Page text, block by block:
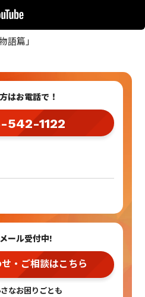
語篇」
はお電話で！
542-1122
ール受付中!
・ご相談はこちら
なお困りごとも